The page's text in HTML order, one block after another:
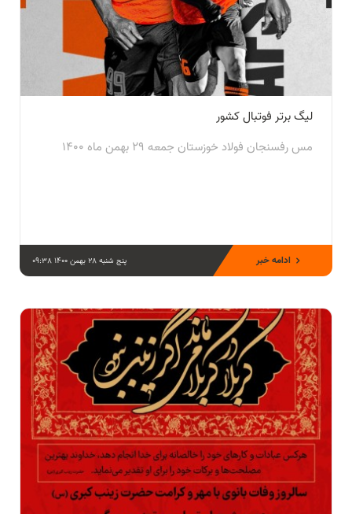
لیگ برتر فوتبال کشور
مس رفسنجان فولاد خوزستان جمعه 29 بهمن ماه 1400
پنج شنبه 28 بهمن 1400 09:38 ادامه خبر